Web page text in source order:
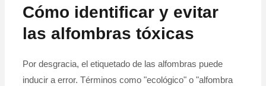
Cómo identificar y evitar
las alfombras tóxicas
Por desgracia, el etiquetado de las alfombras puede
inducir a error. Términos como "ecológico" o "alfombra